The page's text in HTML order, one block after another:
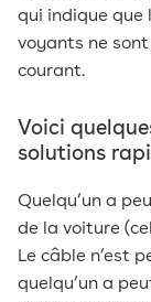
qui indique que
voyants ne sont
courant.
Voici
solutions
Quelqu’un a
de la voiture
Le câble n’est
quelqu’un a